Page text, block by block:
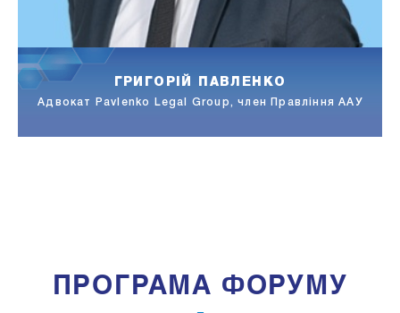
АНДРІЙ ПИВОВАРОВ
Модератор, сертифікований коуч по концепції Scaling
Up, наймолодший в світі і єдиний в СНД
ПРОГРАМА ФОРУМУ